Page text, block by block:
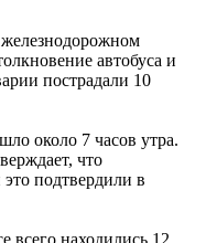
автобуса и
пострадали 10
около 7 часов утра.
что
это подтвердили в
всего находились 12